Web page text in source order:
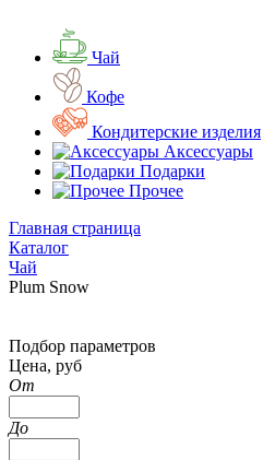
Чай
Кофе
Кондитерские изделия
Аксессуары
Подарки
Прочее
Главная страница
Каталог
Чай
Plum Snow
Подбор параметров
Цена, руб
От
До